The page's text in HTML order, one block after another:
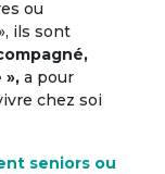
ou
ils sont
», a pour
chez soi
seniors ou